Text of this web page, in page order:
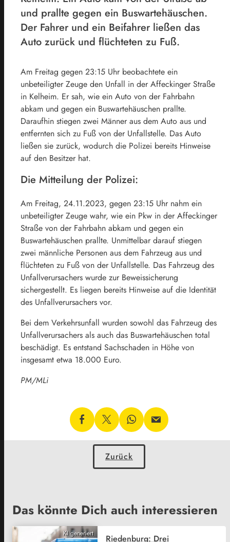
und prallte gegen ein Buswartehäuschen.
Der Fahrer und ein Beifahrer ließen das
Auto zurück und flüchteten zu Fuß.
Am Freitag gegen 23:15 Uhr beobachtete ein
unbeteiligter Zeuge den Unfall in der Affeckinger Straße
in Kelheim. Er sah, wie ein Auto von der Fahrbahn
abkam und gegen ein Buswartehäuschen prallte.
Daraufhin stiegen zwei Männer aus dem Auto aus und
entfernten sich zu Fuß von der Unfallstelle. Das Auto
ließen sie zurück, wodurch die Polizei bereits Hinweise
auf den Besitzer hat.
Die Mitteilung der Polizei:
Am Freitag, 24.11.2023, gegen 23:15 Uhr nahm ein
unbeteiligter Zeuge wahr, wie ein Pkw in der Affeckinger
Straße von der Fahrbahn abkam und gegen ein
Buswartehäuschen prallte. Unmittelbar darauf stiegen
zwei männliche Personen aus dem Fahrzeug aus und
flüchteten zu Fuß von der Unfallstelle. Das Fahrzeug des
Unfallverursachers wurde zur Beweissicherung
sichergestellt. Es liegen bereits Hinweise auf die Identität
des Unfallverursachers vor.
Bei dem Verkehrsunfall wurden sowohl das Fahrzeug des
Unfallverursachers als auch das Buswartehäuschen total
beschädigt. Es entstand Sachschaden in Höhe von
insgesamt etwa 18.000 Euro.
PM/MLi
Zurück
Das könnte Dich auch interessieren
KI generiert
Riedenburg: Drei